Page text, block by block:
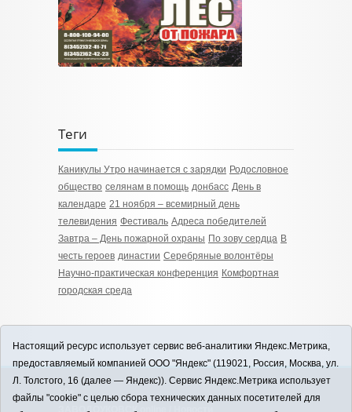
Теги
Каникулы Утро начинается с зарядки Родословное
общество селянам в помощь донбасс День в
календаре 21 ноября – всемирный день
телевидения Фестиваль Адреса победителей
Завтра – День пожарной охраны По зову сердца В
честь героев династии Серебряные волонтёры
Научно-практическая конференция Комфортная
городская среда
12+
ЗАВОДОУКОВСК online / Новости
Настоящий ресурс использует сервис веб-аналитики Яндекс.Метрика,
предоставляемый компанией ООО "Яндекс" (119021, Россия, Москва, ул.
Л. Толстого, 16 (далее — Яндекс)). Сервис Яндекс.Метрика использует
файлы "cookie" с целью сбора технических данных посетителей для